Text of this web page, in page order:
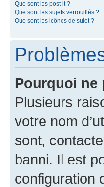
Que sont les post-it ?
Que sont les sujets verrouillés ?
Que sont les icônes de sujet ?
Pourquoi ne
Plusieurs
votre nom
sont,
banni. Il est
configuration